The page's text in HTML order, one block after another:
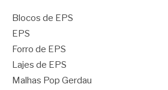
Blocos de EPS
EPS
Forro de EPS
Lajes de EPS
Malhas Pop Gerdau